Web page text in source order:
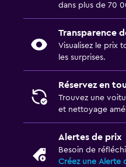
dans plus de 70
Transparence
Visualisez le prix
les surprises.
Réservez en
Trouvez une
et nettoyage
Alertes de prix
Besoin de
Créez une Alerte